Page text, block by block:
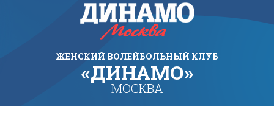
ЖЕНСКИЙ ВОЛЕЙБОЛЬНЫЙ КЛУБ
«ДИНАМО»
МОСКВА